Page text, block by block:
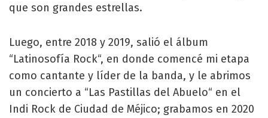
que son grandes estrellas.
Luego, entre 2018 y 2019, salió el álbum
“Latinosofía Rock“, en donde comencé mi etapa
como cantante y líder de la banda, y le abrimos
un concierto a “Las Pastillas del Abuelo“ en el
Indi Rock de Ciudad de Méjico; grabamos en 2020